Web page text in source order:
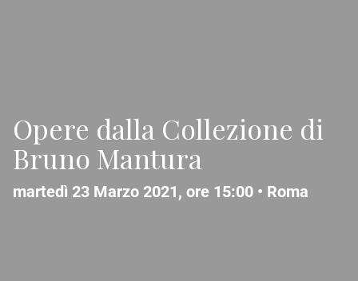
Opere dalla Collezione di
Bruno Mantura
martedì 23 Marzo 2021, ore 15:00 • Roma